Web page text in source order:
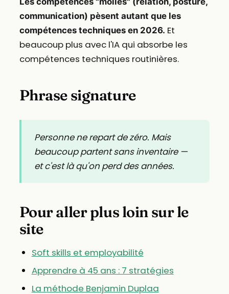
communication) pèsent autant que les
compétences techniques en 2026. Et
beaucoup plus avec l'IA qui absorbe les
compétences techniques routinières.
Phrase signature
Personne ne repart de zéro. Mais
beaucoup partent sans inventaire —
et c'est là qu'on perd des années.
Pour aller plus loin sur le
site
Soft skills et employabilité
Apprendre à 45 ans : 7 stratégies
La méthode Benjamin Duplaa